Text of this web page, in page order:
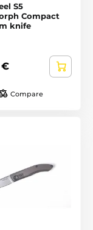
S5
Compact
knife
€
Compare